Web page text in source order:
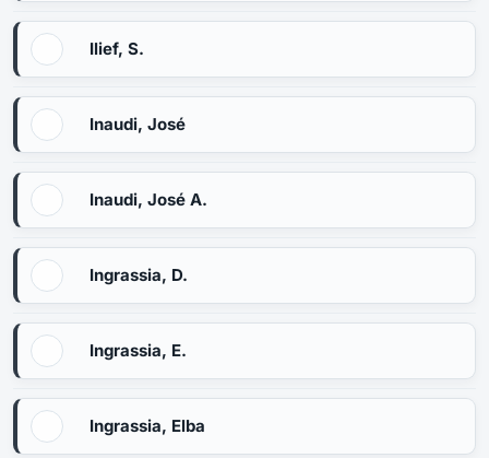
Ilief, S.
Inaudi, José
Inaudi, José A.
Ingrassia, D.
Ingrassia, E.
Ingrassia, Elba